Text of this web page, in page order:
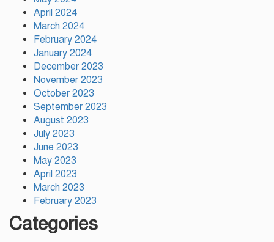
April 2024
March 2024
February 2024
January 2024
December 2023
November 2023
October 2023
September 2023
August 2023
July 2023
June 2023
May 2023
April 2023
March 2023
February 2023
Categories